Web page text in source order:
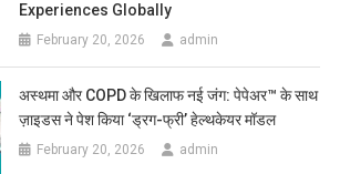
Experiences Globally
February 20, 2026 admin
अस्थमा और COPD के खिलाफ नई जंग: पेपेअर™ के साथ
ज़ाइडस ने पेश किया ‘ड्रग-फ्री’ हेल्थकेयर मॉडल
February 20, 2026 admin